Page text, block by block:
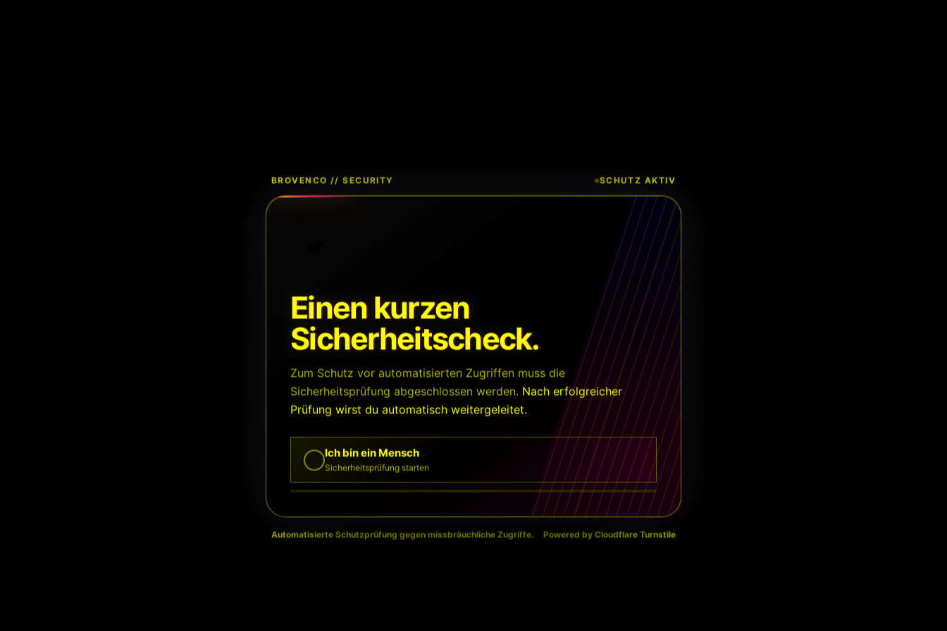
BROVENCO // SECURITY SCHUTZ AKTIV
Einen kurzen
Sicherheitscheck.
Zum Schutz vor automatisierten Zugriffen muss die
Sicherheitsprüfung abgeschlossen werden. Nach erfolgreicher
Prüfung wirst du automatisch weitergeleitet.
Ich bin ein Mensch
Sicherheitsprüfung starten
Automatisierte Schutzprüfung gegen missbräuchliche Zugriffe. Powered by Cloudflare Turnstile